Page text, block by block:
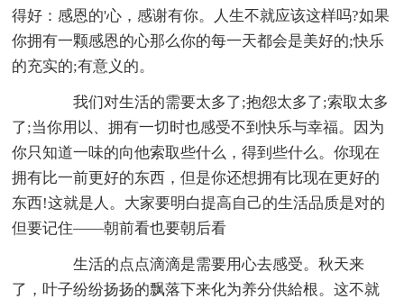
得好：感恩的'心，感谢有你。人生不就应该这样吗?如果
你拥有一颗感恩的心那么你的每一天都会是美好的;快乐
的充实的;有意义的。
我们对生活的需要太多了;抱怨太多了;索取太多
了;当你用以、拥有一切时也感受不到快乐与幸福。因为
你只知道一味的向他索取些什么，得到些什么。你现在
拥有比一前更好的东西，但是你还想拥有比现在更好的
东西!这就是人。大家要明白提高自己的生活品质是对的
但要记住——朝前看也要朝后看
生活的点点滴滴是需要用心去感受。秋天来
了，叶子纷纷扬扬的飘落下来化为养分供給根。这不就